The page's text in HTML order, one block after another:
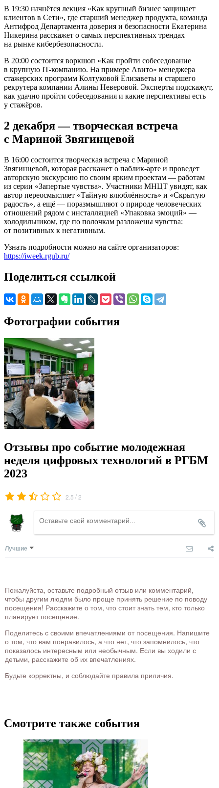
В 19:30 начнётся лекция «Как крупный бизнес защищает
клиентов в Сети», где старший менеджер продукта, команда
Антифрод Департамента доверия и безопасности Екатерина
Никерина расскажет о самых перспективных трендах
на рынке кибербезопасности.
В 20:00 состоится воркшоп «Как пройти собеседование
в крупную IT-компанию. На примере Авито» менеджера
стажерских программ Колтуковой Елизаветы и старшего
рекрутера компании Алины Неверовой. Эксперты подскажут,
как удачно пройти собеседования и какие перспективы есть
у стажёров.
2 декабря — творческая встреча
с Мариной Звягинцевой
В 16:00 состоится творческая встреча с Мариной
Звягинцевой, которая расскажет о паблик-арте и проведет
авторскую экскурсию по своим ярким проектам — работам
из серии «Запертые чувства». Участники МНЦТ увидят, как
автор переосмысляет «Тайную влюблённость» и «Скрытую
радость», а ещё — поразмышляют о природе человеческих
отношений рядом с инсталляцией «Упаковка эмоций» —
холодильником, где по полочкам разложены чувства:
от позитивных к негативным.
Узнать подробности можно на сайте организаторов:
https://iweek.rgub.ru/
Поделиться ссылкой
Фотографии события
Отзывы про событие молодежная
неделя цифровых технологий в РГБМ
2023
2.5 /2
Лучшие
Пожалуйста, оставьте подробный отзыв или комментарий,
чтобы другим людям было проще принять решение по поводу
посещения! Расскажите о том, что стоит знать тем, кто только
планирует посещение.
Поделитесь с своими впечатлениями от посещения. Напишите
о том, что вам понравилось, а что нет, что запомнилось, что
показалось интересным или необычным. Если вы ходили с
детьми, расскажите об их впечатлениях.
Будьте корректны, и соблюдайте правила приличия.
Смотрите также события